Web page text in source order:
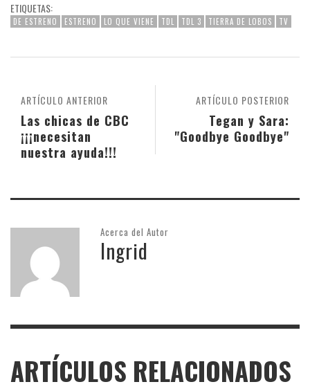
ETIQUETAS:
DE ESTRENO ESTRENO LO QUE VIENE TDL TDL 3 TIERRA DE LOBOS TV
ARTÍCULO POSTERIOR
Tegan y Sara:
"Goodbye Goodbye"
ARTÍCULO ANTERIOR
Las chicas de CBC
¡¡¡necesitan
nuestra ayuda!!!
Acerca del Autor
Ingrid
ARTÍCULOS RELACIONADOS